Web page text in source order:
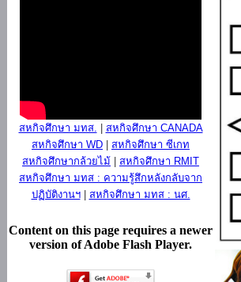
สหกิจศึกษา มทส.
สหกิจศึกษา CANADA
สหกิจศึกษา WD
สหกิจศึกษา ซีเกท
สหกิจศึกษากล้วยไม้
สหกิจศึกษา RMIT
สหกิจศึกษา มทส : ความรู้สึกหลังกลับจาก
ปฏิบัติงานฯ| สหกิจศึกษา มทส : นศ.
Content on this page requires a newer
version of Adobe Flash Player.